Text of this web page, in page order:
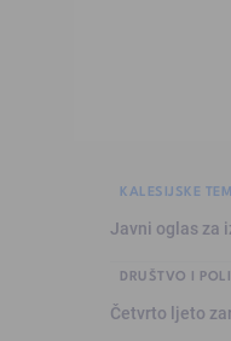
KALESIJSKE
Javni oglas za
DRUŠTVO I
Četvrto ljeto